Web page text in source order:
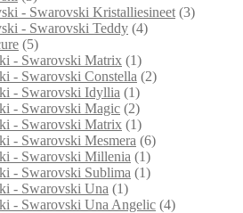
- Swarovski Kristalliesineet (3)
- Swarovski Teddy (4)
(5)
- Swarovski Matrix (1)
- Swarovski Constella (2)
- Swarovski Idyllia (1)
- Swarovski Magic (2)
- Swarovski Matrix (1)
- Swarovski Mesmera (6)
- Swarovski Millenia (1)
- Swarovski Sublima (1)
- Swarovski Una (1)
- Swarovski Una Angelic (4)